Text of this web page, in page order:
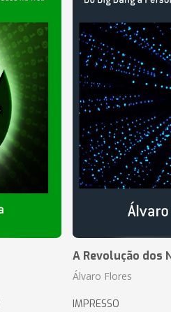
A Revolução dos
Álvaro Flores
IMPRESSO